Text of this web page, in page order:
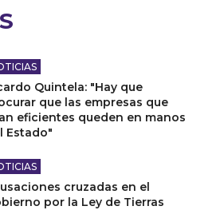
Quintela: "Hay que
que las empresas que
eficientes queden en manos
Estado"
cruzadas en el
por la Ley de Tierras